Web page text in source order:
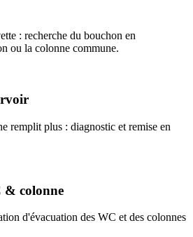
: recherche du bouchon en
ou la colonne commune.
remplit plus : diagnostic et remise en
& colonne
d'évacuation des WC et des colonnes